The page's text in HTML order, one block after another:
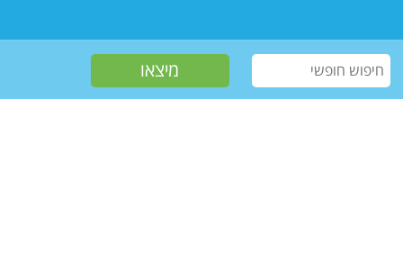
קדימה צורן
עמיתים
שווים צעירים
חוגים למיוחדים
קטלוג הספריה
הזמנת ספרים
יוצרים מקומיים